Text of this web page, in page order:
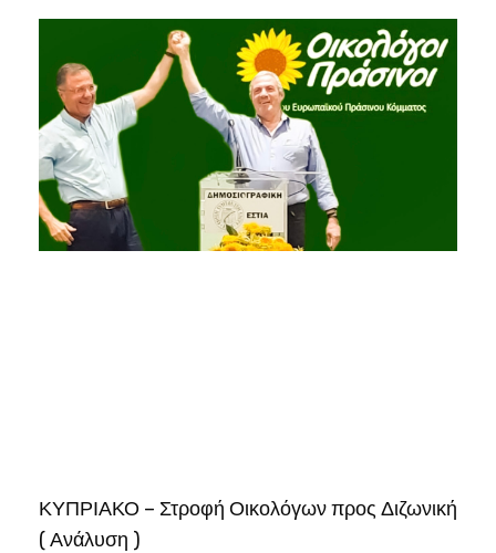
ΚΥΠΡΙΑΚΟ – Στροφή Οικολόγων προς Διζωνική
( Ανάλυση )